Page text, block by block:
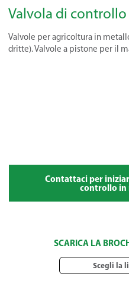
Valvola di
Valvole per agricoltura in
dritte). Valvole a pistone per il
Contattaci per
controllo in
SCARICA LA
Scegli la